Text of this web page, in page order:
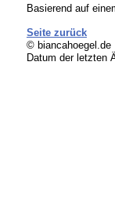
Basierend auf
Seite zurück
© biancahoegel.de
Datum der letzten